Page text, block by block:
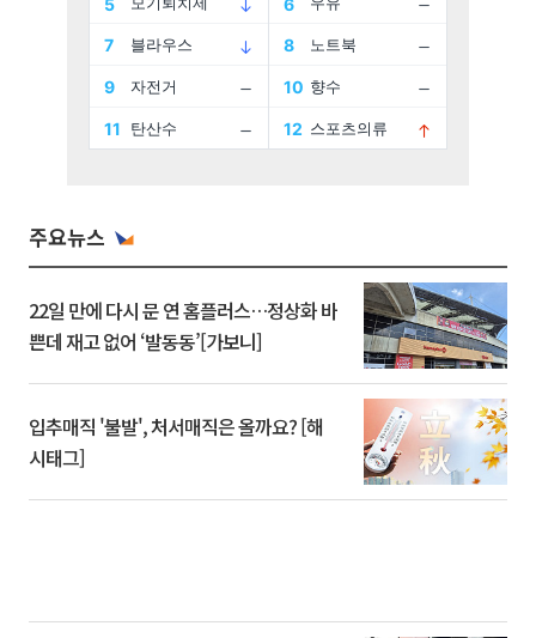
주요뉴스
22일 만에 다시 문 연 홈플러스…정상화 바
쁜데 재고 없어 ‘발동동’[가보니]
입추매직 '불발', 처서매직은 올까요? [해
시태그]